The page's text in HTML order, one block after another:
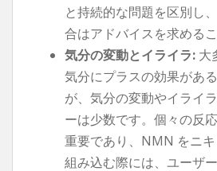
と持続的な問題を区別し
合はアドバイスを求める
気分の変動とイライラ: 大
気分にプラスの効果があ
が、気分の変動やイライ
ーは少数です。個々の反
重要であり、NMN をニ
組み込む際には、ユーザ